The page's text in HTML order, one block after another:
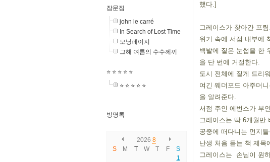
잡문집
john le carré
In Search of Lost Time
모닝페이지
그해 여름의 수수께끼
⭐️ ⭐️ ⭐️ ⭐️ ⭐️
⭐️ ⭐️ ⭐️ ⭐️ ⭐️
방명록
2026 8
S
M T W T F
S
1
했다.]
그레이스가 찾아간 프
위기 속에 서점 내부에
백발에 짙은 눈썹을 한
을 단 번에 거절한다.
도시 전체에 짙게 드리
여긴 웨더포드 아주머
을 알려준다.
서점 주인 에번스가 부
그레이스는 딱 6개월만
공중에 떠다니는 먼지
난생 처음 듣는 책 제목
그레이스는  손님이 원